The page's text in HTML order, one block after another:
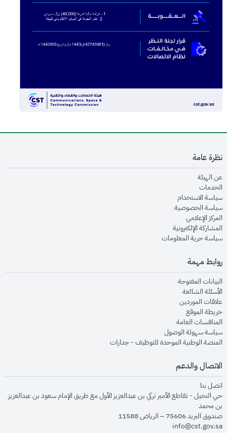
نظرة عامة
عن الهيئةopens in new window
الخدماتopens in new window
سياسة الاستخدام
سياسة الخصوصيةopens in new window
المركز الإعلاميopens in new window
المشاركة الإلكترونيةopens in new window
سياسة حرية المعلوماتopens in new window
روابط مهمة
البيانات المفتوحةopens in new window
الأسئلة الشائعةopens in new window
علاقات الموردينopens in new window
خريطة الموقعopens in new window
المنافسات العامةopens in new window
سياسة سهولة الوصولopens in new window
المنصة الوطنية الموحدة للتوظيف - جداراتopens in new window
الاتصال والدعم
اتصل بنا
حي النخيل - تقاطع الأمير تركي بن عبدالعزيز الأول مع طريق الإمام سعود بن عبدالعزيز
بن محمد
صندوق البريد 75606 – الرياض 11588
info@cst.gov.sa